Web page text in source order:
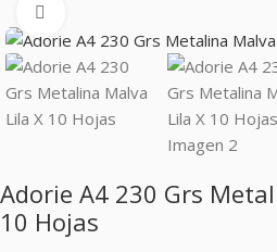
Adorie A4 230 Grs
10 Hojas